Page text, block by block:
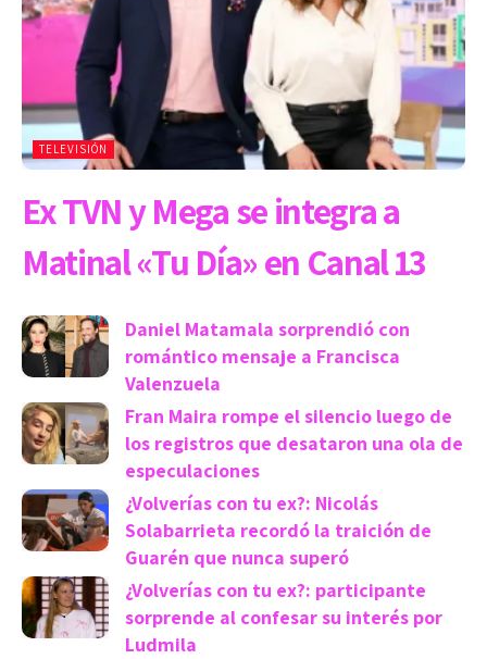
TELEVISIÓN
Ex TVN y Mega se integra a
Matinal «Tu Día» en Canal 13
Daniel Matamala sorprendió con
romántico mensaje a Francisca
Valenzuela
Fran Maira rompe el silencio luego de
los registros que desataron una ola de
especulaciones
¿Volverías con tu ex?: Nicolás
Solabarrieta recordó la traición de
Guarén que nunca superó
¿Volverías con tu ex?: participante
sorprende al confesar su interés por
Ludmila